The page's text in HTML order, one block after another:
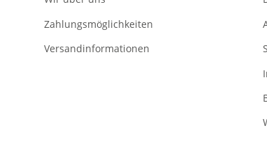
Zahlungsmöglichkeiten
Versandinformationen